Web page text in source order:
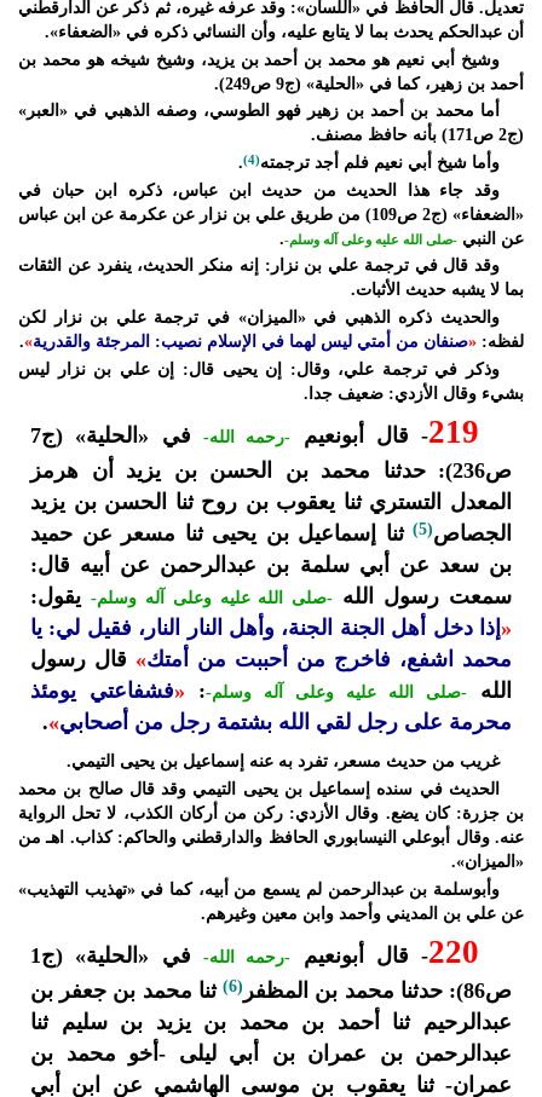
تعديل. قال الحافظ في «اللسان»: وقد عرفه غيره، ثم ذكر عن الدارقطني
أن عبدالحكم يحدث بما لا يتابع عليه، وأن النسائي ذكره في «الضعفاء».
وشيخ أبي نعيم هو محمد بن أحمد بن يزيد، وشيخ شيخه هو محمد بن
أحمد بن زهير، كما في «الحلية» (ج9 ص249).
أما محمد بن أحمد بن زهير فهو الطوسي، وصفه الذهبي في «العبر»
(ج2 ص171) بأنه حافظ مصنف.
وأما شيخ أبي نعيم فلم أجد ترجمته(4)
.
وقد جاء هذا الحديث من حديث ابن عباس، ذكره ابن حبان في
«الضعفاء» (ج2 ص109) من طريق علي بن نزار عن عكرمة عن ابن عباس
عن النبي -صلى الله عليه وعلى آله وسلم-.
وقد قال في ترجمة علي بن نزار: إنه منكر الحديث، ينفرد عن الثقات
بما لا يشبه حديث الأثبات.
والحديث ذكره الذهبي في «الميزان» في ترجمة علي بن نزار لكن
لفظه: «صنفان من أمتي ليس لهما في الإسلام نصيب: المرجئة والقدرية»
.
وذكر في ترجمة علي، وقال: إن يحيى قال: إن علي بن نزار ليس
بشيء وقال الأزدي: ضعيف جدا.
219- قال أبونعيم -رحمه الله-
في «الحلية» (ج7
ص236): حدثنا محمد بن الحسن بن يزيد أن هرمز
المعدل التستري ثنا يعقوب بن روح ثنا الحسن بن يزيد
الجصاص(5)
ثنا إسماعيل بن يحيى ثنا مسعر عن حميد
بن سعد عن أبي سلمة بن عبدالرحمن عن أبيه قال:
سمعت رسول الله -صلى الله عليه وعلى آله وسلم- يقول:
« إذا دخل أهل الجنة الجنة، وأهل النار النار، فقيل لي: يا
محمد اشفع، فاخرج من أحببت من أمتك» قال رسول
الله
-صلى الله عليه وعلى آله وسلم-:
«فشفاعتي يومئذ
محرمة على رجل لقي الله بشتمة رجل من أصحابي»
.
غريب من حديث مسعر، تفرد به عنه إسماعيل بن يحيى التيمي.
الحديث في سنده إسماعيل بن يحيى التيمي وقد قال صالح بن محمد
بن جزرة: كان يضع. وقال الأزدي: ركن من أركان الكذب، لا تحل الرواية
عنه. وقال أبوعلي النيسابوري الحافظ والدارقطني والحاكم: كذاب. اهـ من
«الميزان».
وأبوسلمة بن عبدالرحمن لم يسمع من أبيه، كما في «تهذيب التهذيب»
عن علي بن المديني وأحمد وابن معين وغيرهم.
220- قال أبونعيم -رحمه الله-
في «الحلية» (ج1
ص86): حدثنا محمد بن المظفر
(6)
ثنا محمد بن جعفر بن
عبدالرحيم ثنا أحمد بن محمد بن يزيد بن سليم ثنا
عبدالرحمن بن عمران بن أبي ليلى -أخو محمد بن
عمران- ثنا يعقوب بن موسى الهاشمي عن ابن أبي